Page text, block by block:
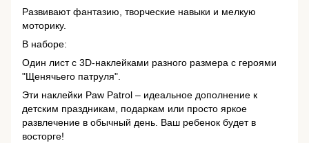
Развивают фантазию, творческие навыки и мелкую
моторику.
В наборе:
Один лист с 3D-наклейками разного размера с героями
"Щенячьего патруля".
Эти наклейки Paw Patrol – идеальное дополнение к
детским праздникам, подаркам или просто яркое
развлечение в обычный день. Ваш ребенок будет в
восторге!